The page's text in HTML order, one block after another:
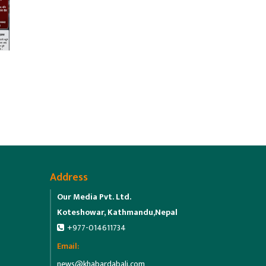
Address
Our Media Pvt. Ltd.
Koteshowar, Kathmandu,Nepal
+977-014611734
Email: